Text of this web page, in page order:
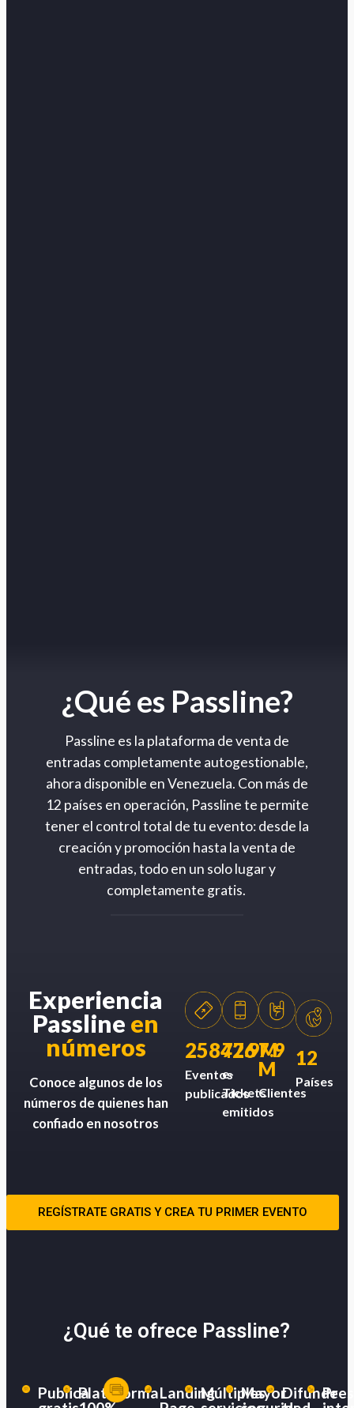
¿Qué es Passline?
Passline es la plataforma de venta de
entradas completamente autogestionable,
ahora disponible en Venezuela. Con más de
12 países en operación, Passline te permite
tener el control total de tu evento: desde la
creación y promoción hasta la venta de
entradas, todo en un solo lugar y
completamente gratis.
Experiencia
Passline en
números
Conoce algunos de los
números de quienes han
confiado en nosotros
258426
Eventos
publicados
77.9M
e-
Tickets
emitidos
7.9
M
Clientes
12
Países
REGÍSTRATE GRATIS Y CREA TU PRIMER EVENTO
¿Qué te ofrece Passline?
PublicaPlataformaLandingMúltiplesMayorDifunde